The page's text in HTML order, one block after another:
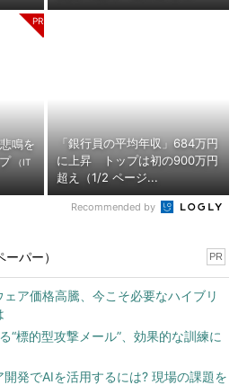
鳴を
（IT
「銀行員の平均年収」684万円
に上昇 トップは初の900万円
超え（1/2 ページ...
Recommended by
パー） PR
ア価格高騰、今こそ必要なハイブリ
“標的型攻撃メール”、効果的な訓練に
発でAIを活用するには? 現場の課題を